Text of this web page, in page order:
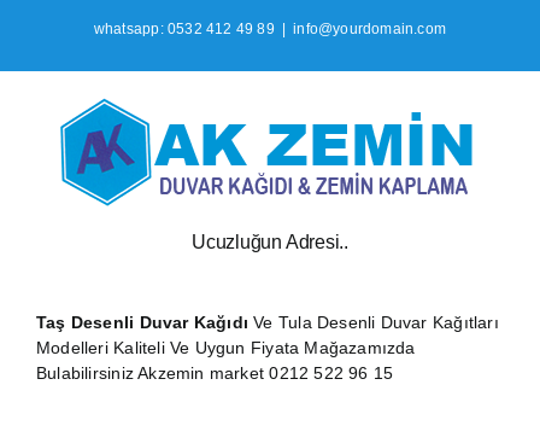
whatsapp: 0532 412 49 89 info@yourdomain.com
Ucuzluğun Adresi..
Taş Desenli Duvar Kağıdı Ve Tula Desenli Duvar Kağıtları
Modelleri Kaliteli Ve Uygun Fiyata Mağazamızda
Bulabilirsiniz Akzemin market 0212 522 96 15